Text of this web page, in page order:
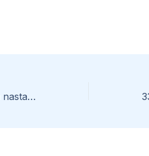
31. Nerazumna objašnjenja nastanka SMCR